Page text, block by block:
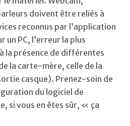
doivent être reliés à
reconnus par l’application
un PC, l’erreur la plus
la présence de différentes
la carte-mère, celle de la
casque). Prenez-soin de
du logiciel de
si vous en êtes sûr, « ça